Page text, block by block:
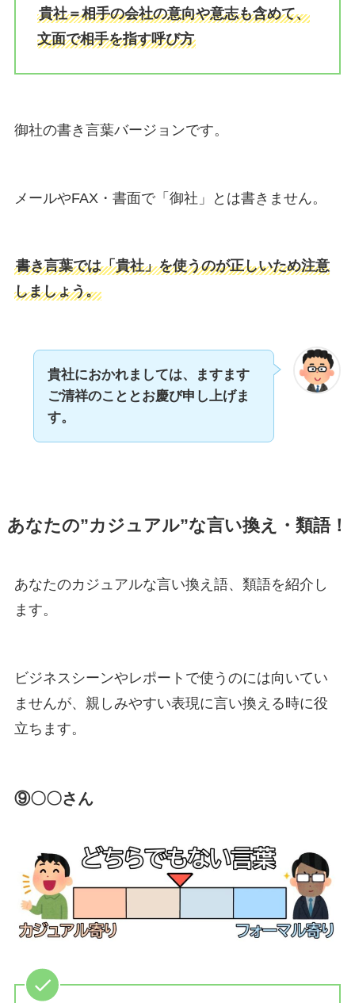
貴社＝相手の会社の意向や意志も含めて、
文面で相手を指す呼び方
御社の書き言葉バージョンです。
メールやFAX・書面で「御社」とは書きません。
書き言葉では「貴社」を使うのが正しいため注意
しましょう。
貴社におかれましては、ますます
ご清祥のこととお慶び申し上げま
す。
あなたの”カジュアル”な言い換え・類語！
あなたのカジュアルな言い換え語、類語を紹介し
ます。
ビジネスシーンやレポートで使うのには向いてい
ませんが、親しみやすい表現に言い換える時に役
立ちます。
⑨〇〇さん